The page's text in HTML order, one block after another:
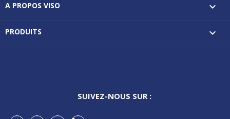
A PROPOS VISO 
PRODUITS 
SUIVEZ-NOUS SUR :